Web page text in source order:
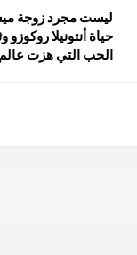
ليست مجرد زوجة
حياة أنتونيلا روكوزو
الحب التي هزت